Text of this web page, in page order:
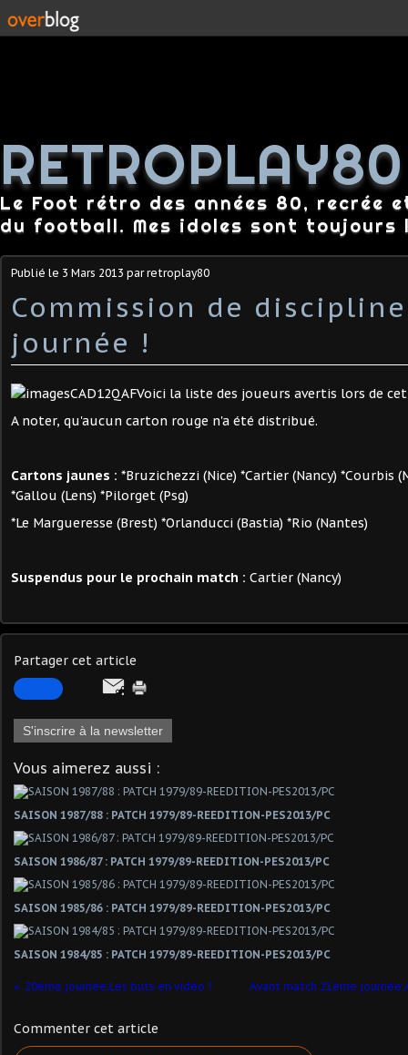
RETROPLAY80
Le Foot rétro des années 80, recrée
du football. Mes idoles sont toujours
Publié le 3 Mars 2013 par retroplay80
Commission de
journée !
Voici la liste des joueurs avertis lors de
A noter, qu'aucun carton rouge n'a été distribué.
Cartons jaunes : *Bruzichezzi (Nice) *Cartier (Nancy) *Courbis
*Gallou (Lens) *Pilorget (Psg)
*Le Margueresse (Brest) *Orlanducci (Bastia) *Rio (Nantes)
Suspendus pour le prochain match : Cartier (Nancy)
Partager cet article
S'inscrire à la newsletter
Vous aimerez aussi :
SAISON 1987/88 : PATCH 1979/89-REEDITION-PES2013/PC
SAISON 1986/87 : PATCH 1979/89-REEDITION-PES2013/PC
SAISON 1985/86 : PATCH 1979/89-REEDITION-PES2013/PC
SAISON 1984/85 : PATCH 1979/89-REEDITION-PES2013/PC
20ème journée:Les buts en vidéo ! Avant match 21ème
Commenter cet article